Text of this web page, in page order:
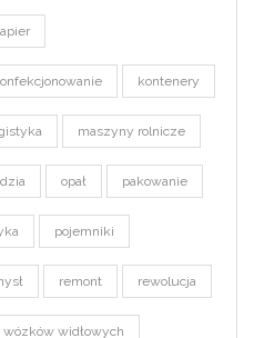
kontenery
maszyny rolnicze
opał pakowanie
pojemniki
remont rewolucja
wózków widłowych